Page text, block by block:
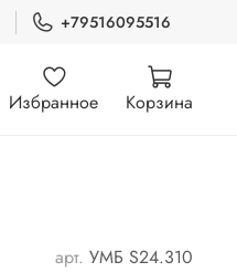
+79516095516
Избранное Корзина
арт. УМБ S24.310